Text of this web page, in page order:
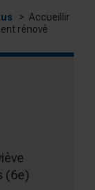
Accueillir
rénové
(6e)